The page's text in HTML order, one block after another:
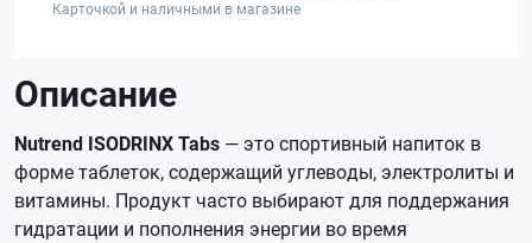
Карточкой и наличными в магазине
Описание
Nutrend ISODRINX Tabs — это спортивный напиток в
форме таблеток, содержащий углеводы, электролиты и
витамины. Продукт часто выбирают для поддержания
гидратации и пополнения энергии во время